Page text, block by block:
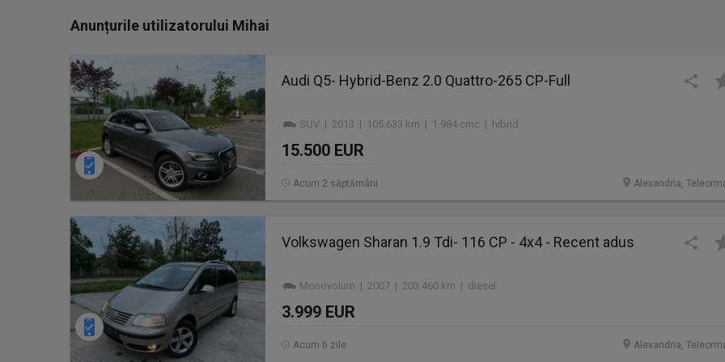
Anunțurile utilizatorului Mihai
Audi Q5- Hybrid-Benz 2.0 Quattro-265 CP-Full
SUV | 2013 | 105.633 km | 1.984 cmc | hibrid
15.500 EUR
Alexandria,
Acum 2 săptămâni
Volkswagen Sharan 1.9 Tdi- 116 CP - 4x4 - Recent adus
Monovolum | 2007 | 203.460 km | diesel
3.999 EUR
Alexandria,
Acum 6 zile